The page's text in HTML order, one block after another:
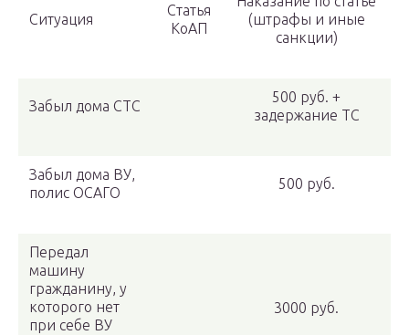
Ситуация
Статья
КоАП
(штрафы и иные
санкции)
Забыл дома СТС
500 руб. +
задержание ТС
Забыл дома ВУ,
полис ОСАГО
500 руб.
Передал
машину
гражданину, у
которого нет
при себе ВУ
3000 руб.